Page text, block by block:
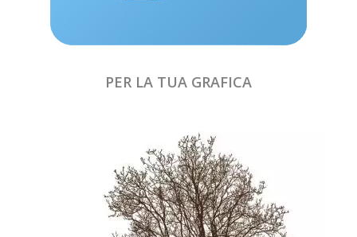
PER LA TUA GRAFICA